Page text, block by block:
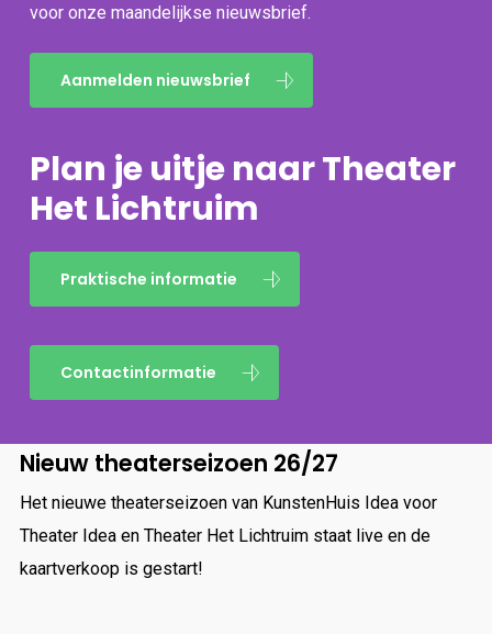
voor onze maandelijkse nieuwsbrief.
Aanmelden nieuwsbrief
Plan je uitje naar Theater
Het Lichtruim
Praktische informatie
Contactinformatie
Nieuw theaterseizoen 26/27
Het nieuwe theaterseizoen van KunstenHuis Idea voor
Theater Idea en Theater Het Lichtruim staat live en de
kaartverkoop is gestart!